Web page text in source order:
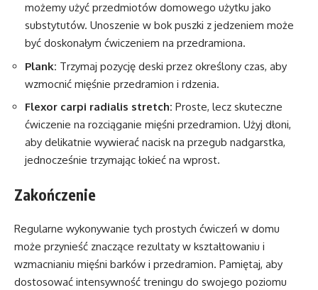
możemy użyć przedmiotów domowego użytku jako
substytutów. Unoszenie w bok puszki z jedzeniem może
być doskonałym ćwiczeniem na przedramiona.
Plank: Trzymaj pozycję deski przez określony czas, aby
wzmocnić mięśnie przedramion i rdzenia.
Flexor carpi radialis stretch: Proste, lecz skuteczne
ćwiczenie na rozciąganie mięśni przedramion. Użyj dłoni,
aby delikatnie wywierać nacisk na przegub nadgarstka,
jednocześnie trzymając łokieć na wprost.
Zakończenie
Regularne wykonywanie tych prostych ćwiczeń w domu
może przynieść znaczące rezultaty w kształtowaniu i
wzmacnianiu mięśni barków i przedramion. Pamiętaj, aby
dostosować intensywność treningu do swojego poziomu